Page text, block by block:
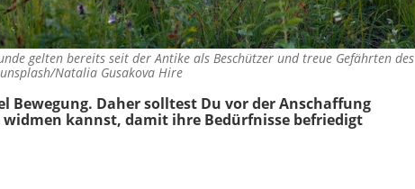
gelten bereits seit der Antike als Beschützer und treue Gefährten des
unsplash/Natalia Gusakova Hire
Bewegung. Daher solltest Du vor der Anschaffung
widmen kannst, damit ihre Bedürfnisse befriedigt